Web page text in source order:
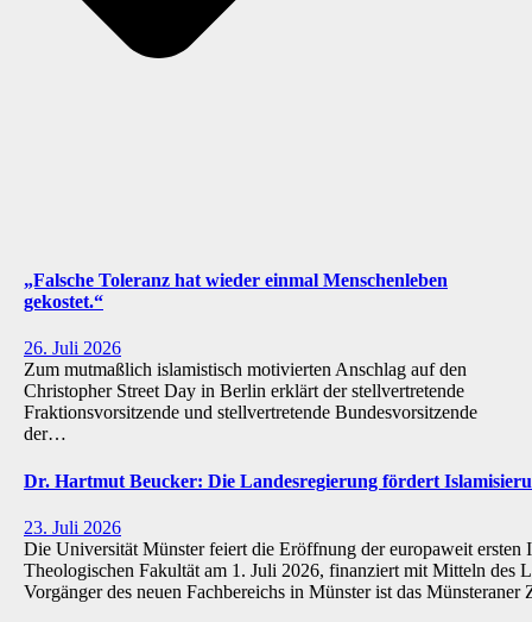
„Falsche Toleranz hat wieder einmal Menschenleben
gekostet.“
26. Juli 2026
Zum mutmaßlich islamistisch motivierten Anschlag auf den
Christopher Street Day in Berlin erklärt der stellvertretende
Fraktionsvorsitzende und stellvertretende Bundesvorsitzende
der…
Dr. Hartmut Beucker: Die Landesregierung fördert
23. Juli 2026
Die Universität Münster feiert die Eröffnung der europaweit ersten
Theologischen Fakultät am 1. Juli 2026, finanziert mit Mitteln des
Vorgänger des neuen Fachbereichs in Münster ist das